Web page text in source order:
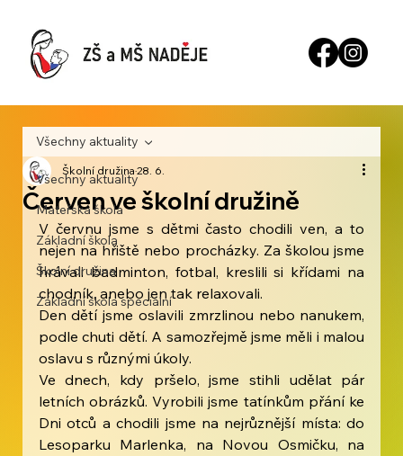
Všechny aktuality
Mateřská škola
Základní škola
Školní družina
Základní škola speciální
Všechny aktuality
Červen ve školní družině
Školní družina28. 6.
V červnu jsme s dětmi často chodili ven, a to
nejen na hřiště nebo procházky. Za školou jsme
hrávali badminton, fotbal, kreslili si křídami na
chodník, anebo jen tak relaxovali.
Den dětí jsme oslavili zmrzlinou nebo nanukem,
podle chuti dětí. A samozřejmě jsme měli i malou
oslavu s různými úkoly.
Ve dnech, kdy pršelo, jsme stihli udělat pár
letních obrázků. Vyrobili jsme tatínkům přání ke
Dni otců a chodili jsme na nejrůznější místa: do
Lesoparku Marlenka, na Novou Osmičku, na